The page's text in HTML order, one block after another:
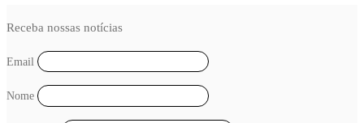
Receba nossas notícias
Email
Nome